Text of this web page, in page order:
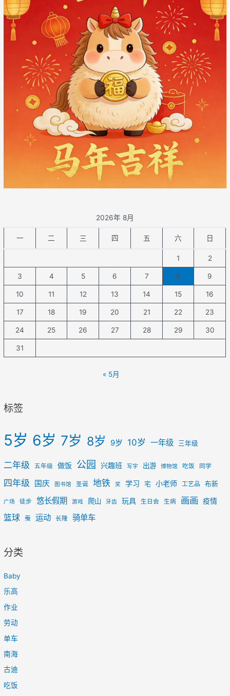
2026年 8月
一 二 三 四 五 六 日
1 2
3 4 5 6 7 8 9
10 11 12 13 14 15 16
17 18 19 20 21 22 23
24 25 26 27 28 29 30
31
« 5月
标签
5岁 6岁 7岁 8岁 9岁 10岁 一年级 三年级
二年级 五年级 做饭 公园 兴趣班 写字 出游 博物馆 吃饭 同学
四年级 国庆 图书馆 圣诞 地铁 奖 学习 宅 小老师 工艺品 布新
广场 徒步 悠长假期 游戏 爬山 牙齿 玩具 生日会 生病 画画 疫情
篮球 蚕 运动 长隆 骑单车
分类
Baby
乐高
作业
劳动
单车
南海
古迪
吃饭